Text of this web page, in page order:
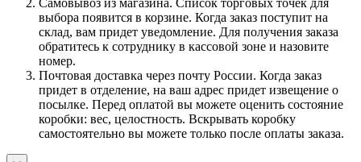
выбора появится в корзине. Когда заказ поступит на
склад, вам придет уведомление. Для получения заказа
обратитесь к сотруднику в кассовой зоне и назовите
номер.
Почтовая доставка через почту России. Когда заказ
придет в отделение, на ваш адрес придет извещение о
посылке. Перед оплатой вы можете оценить состояние
коробки: вес, целостность. Вскрывать коробку
самостоятельно вы можете только после оплаты заказа.